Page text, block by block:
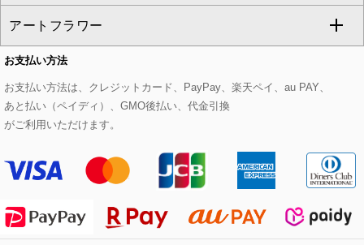
eur3
Maison de CINQ
MK MICHEL KLEIN BAG
HIROKO KOSHINO
スウェット・ジャージー
その他のトップス
セットアップパンツ
セットアップスカート
セットアップワンピース
チェスターコート
モッズコート
ステンカラーコート
ライダースジャケット
デニムジャケット
ベルト・サスペンダー
帽子
ヘアアクセサリー
ハンカチ・バンダナ
手袋
ピアス・イヤリング
ブレスレット・バングル
ブローチ・コサージュ
トートバッグ
ショルダーバッグ
ボストンバッグ
バックパック・リュック
ボディバッグ・メッセンジャーバッグ
すべてのシューズ
パンプス
スニーカー
フラットシューズ
ローファー
アートフラワー
すべてのアートフラワー
ローズ
カサブランカ・カラー
ラナンキュラス
お支払い方法
お支払い方法は、クレジットカード、PayPay、楽天ペイ、au PAY、
あと払い（ペイディ）、GMO後払い、代金引換
がご利用いただけます。